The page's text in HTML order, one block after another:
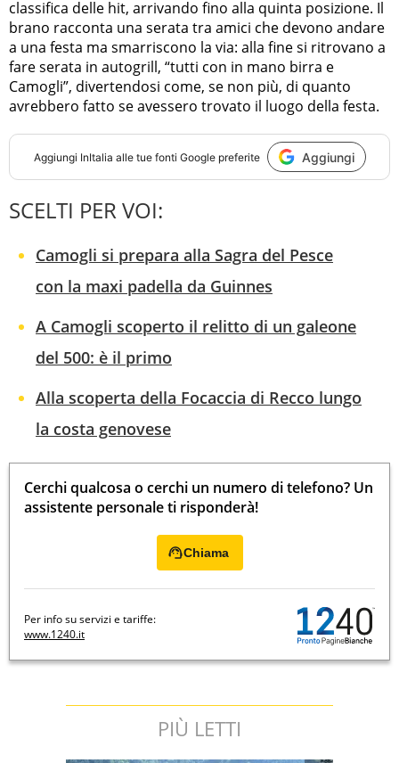
classifica delle hit, arrivando fino alla quinta posizione. Il
brano racconta una serata tra amici che devono andare
a una festa ma smarriscono la via: alla fine si ritrovano a
fare serata in autogrill, “tutti con in mano birra e
Camogli”, divertendosi come, se non più, di quanto
avrebbero fatto se avessero trovato il luogo della festa.
Aggiungi InItalia alle tue fonti Google preferite Aggiungi
SCELTI PER VOI:
Camogli si prepara alla Sagra del Pesce
con la maxi padella da Guinnes
A Camogli scoperto il relitto di un galeone
del 500: è il primo
Alla scoperta della Focaccia di Recco lungo
la costa genovese
Cerchi qualcosa o cerchi un numero di telefono? Un
assistente personale ti risponderà!
Chiama
Per info su servizi e tariffe:
www.1240.it
PIÙ LETTI